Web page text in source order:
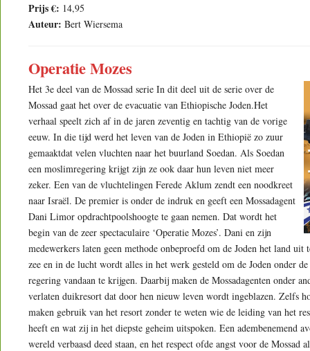
Prijs €: 14,95
Auteur: Bert Wiersema
Operatie Mozes
Het 3e deel van de Mossad serie In dit deel uit de serie over de
Mossad gaat het over de evacuatie van Ethiopische Joden.Het
verhaal speelt zich af in de jaren zeventig en tachtig van de vorige
eeuw. In die tijd werd het leven van de Joden in Ethiopië zo zuur
gemaaktdat velen vluchten naar het buurland Soedan. Als Soedan
een moslimregering krijgt zijn ze ook daar hun leven niet meer
zeker. Een van de vluchtelingen Ferede Aklum zendt een noodkreet
naar Israël. De premier is onder de indruk en geeft een Mossadagent
Dani Limor opdrachtpoolshoogte te gaan nemen. Dat wordt het
begin van de zeer spectaculaire ‘Operatie Mozes’. Dani en zijn
medewerkers laten geen methode onbeproefd om de Joden het land
zee en in de lucht wordt alles in het werk gesteld om de Joden onder de
regering vandaan te krijgen. Daarbij maken de Mossadagenten onder
verlaten duikresort dat door hen nieuw leven wordt ingeblazen. Zelfs
maken gebruik van het resort zonder te weten wie de leiding van het
heeft en wat zij in het diepste geheim uitspoken. Een adembenemend
wereld verbaasd deed staan, en het respect ofde angst voor de Mossad